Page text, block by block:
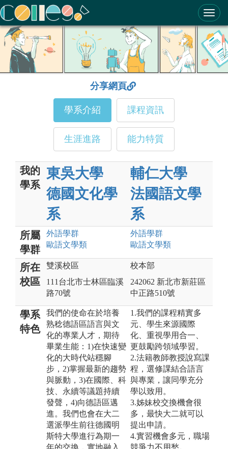
ColleGo! 大學選才與高中育才輔助系統
分享網頁
學系介紹 課程資訊
生涯進路 能力特質
我的
學系
東吳大學
德國文化學
系
輔仁大學
法國語文學
系
所屬
學群
外語學群
歐語文學類
外語學群
歐語文學類
所在
校區
雙溪校區
111台北市士林區臨溪
路70號
校本部
242062 新北市新莊區
中正路510號
學系
特色
我們的使命在於培養
熟稔德語區語言與文
化的專業人才，期待
畢業生能：1)在快速變
化的大時代站穩腳
步，2)掌握最新的趨勢
與脈動，3)在國際、科
技、永續等議題持續
發聲，4)向德語區邁
進。我們也會在大二
選派學生前往德國明
斯特大學進行為期一
年的交換，實地融入
1.我們的課程精實多
元、學生來源國際
化、重視學用合一、
更鼓勵跨領域學習。
2.法籍教師教授說寫課
程，選修課結合語言
與專業，讓同學充分
學以致用。
3.姊妹校交換機會很
多，最快大二就可以
提出申請。
4.實習機會多元，職場
競爭力不用愁。